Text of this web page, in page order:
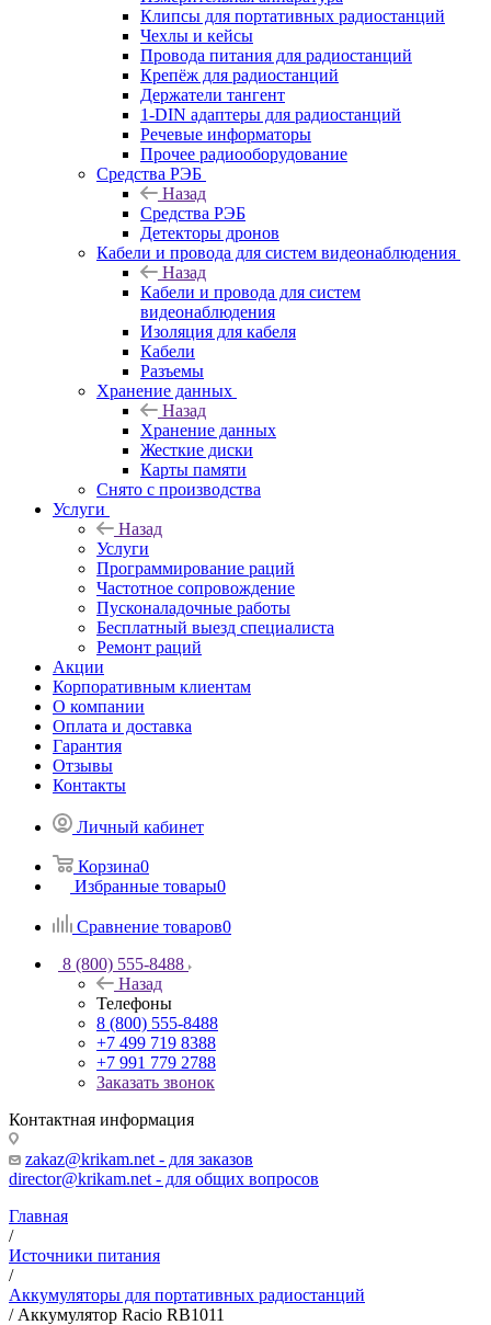
Клипсы для портативных радиостанций
Чехлы и кейсы
Провода питания для радиостанций
Крепёж для радиостанций
Держатели тангент
1-DIN адаптеры для радиостанций
Речевые информаторы
Прочее радиооборудование
Средства РЭБ
Назад
Средства РЭБ
Детекторы дронов
Кабели и провода для систем видеонаблюдения
Назад
Кабели и провода для систем
видеонаблюдения
Изоляция для кабеля
Кабели
Разъемы
Хранение данных
Назад
Хранение данных
Жесткие диски
Карты памяти
Снято с производства
Услуги
Назад
Услуги
Программирование раций
Частотное сопровождение
Пусконаладочные работы
Бесплатный выезд специалиста
Ремонт раций
Акции
Корпоративным клиентам
О компании
Оплата и доставка
Гарантия
Отзывы
Контакты
Личный кабинет
Корзина0
Избранные товары0
Сравнение товаров0
8 (800) 555-8488
Назад
Телефоны
8 (800) 555-8488
+7 499 719 8388
+7 991 779 2788
Заказать звонок
Контактная информация
zakaz@krikam.net - для заказов
director@krikam.net - для общих вопросов
Главная
/
Источники питания
/
Аккумуляторы для портативных радиостанций
/ Аккумулятор Racio RB1011